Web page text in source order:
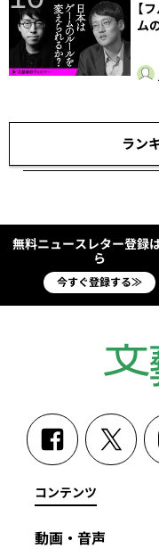
【
ム
ラン
無料ニュースレター登録
ら
今すぐ登録する≫
コンテンツ
動画・音声